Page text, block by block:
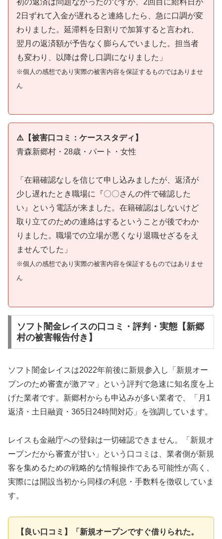
2日ずれて入金が遅れると連絡したら、急に口調が変
わりました。延滞料を日割りで加算すると言われ、
翌月の返済額が予告なく膨らんでいました。担当者
も変わり、以降は脅し口調になりました」
※個人の感想であり実際の被害内容を保証するものではありませ
ん
⚠️【被害口コミ：ケーススタディ】
青森新郷村・28歳・パート・女性
「在籍確認なしを信じて申し込みましたが、返済が
少し遅れたとき職場に『〇〇さんの件で確認した
い』という電話が来ました。在籍確認はしないけど
取り立てのための連絡はするということが後でわか
りました。職場での立場が悪くなり退職せざるをえ
ませんでした」
※個人の感想であり実際の被害内容を保証するものではありませ
ん
ソフト闇金レイスの口コミ・評判・実態【新郷
村の被害報告付き】
ソフト闇金レイスは2022年前後に新規参入し「新規オー
プンのため審査が激アマ」という評判で急速に知名度を上
げた業者です。新郷村からも申込みが多い業者で、「月1
返済・土日融資・365日24時間対応」を強調しています。
レイスも金融庁への登録は一切確認できません。「新規オ
ープンだから審査が甘い」という口コミは、業者側が新規
客を集めるための戦略的な情報操作である可能性が高く、
実際には開設当初から同様の利息・手数料を徴収していま
す。
【良い口コミ】「新規オープンですぐ借りられた。